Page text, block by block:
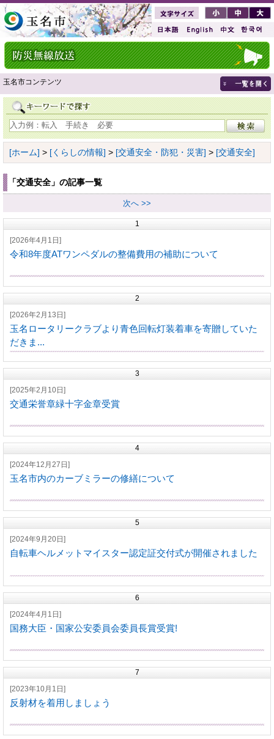
玉名市コンテンツ
[ホーム] > [くらしの情報] > [交通安全・防犯・災害] > [交通安全]
「交通安全」の記事一覧
次へ >>
1
[2026年4月1日]
令和8年度ATワンペダルの整備費用の補助について
2
[2026年2月13日]
玉名ロータリークラブより青色回転灯装着車を寄贈していた
だきま...
3
[2025年2月10日]
交通栄誉章緑十字金章受賞
4
[2024年12月27日]
玉名市内のカーブミラーの修繕について
5
[2024年9月20日]
自転車ヘルメットマイスター認定証交付式が開催されました
6
[2024年4月1日]
国務大臣・国家公安委員会委員長賞受賞!
7
[2023年10月1日]
反射材を着用しましょう